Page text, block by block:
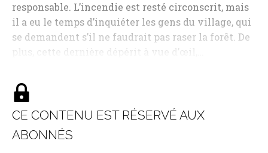
responsable. L’incendie est resté circonscrit, mais
il a eu le temps d’inquiéter les gens du village, qui
se demandent s’il ne faudrait pas raser la forêt. De
plus, cette dernière dépérit à vue d’œil,…
CE CONTENU EST RÉSERVÉ AUX
ABONNÉS